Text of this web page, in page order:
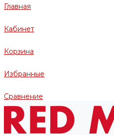
Главная
Кабинет
Корзина
Избранные
Сравнение